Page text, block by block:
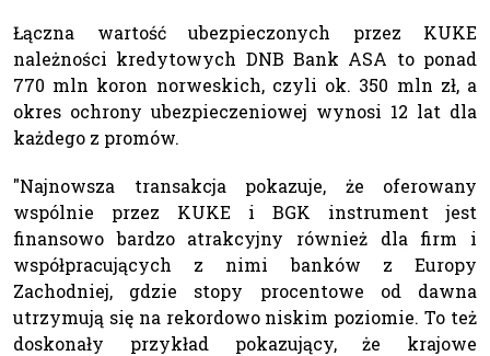
Łączna wartość ubezpieczonych przez KUKE
należności kredytowych DNB Bank ASA to ponad
770 mln koron norweskich, czyli ok. 350 mln zł, a
okres ochrony ubezpieczeniowej wynosi 12 lat dla
każdego z promów.
"Najnowsza transakcja pokazuje, że oferowany
wspólnie przez KUKE i BGK instrument jest
finansowo bardzo atrakcyjny również dla firm i
współpracujących z nimi banków z Europy
Zachodniej, gdzie stopy procentowe od dawna
utrzymują się na rekordowo niskim poziomie. To też
doskonały przykład pokazujący, że krajowe